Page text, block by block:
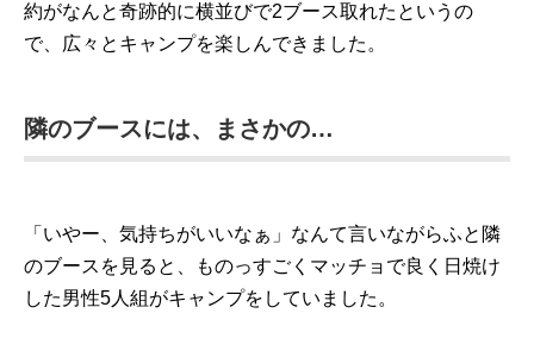
約がなんと奇跡的に横並びで2ブース取れたというの
で、広々とキャンプを楽しんできました。
隣のブースには、まさかの…
「いやー、気持ちがいいなぁ」なんて言いながらふと隣
のブースを見ると、ものっすごくマッチョで良く日焼け
した男性5人組がキャンプをしていました。